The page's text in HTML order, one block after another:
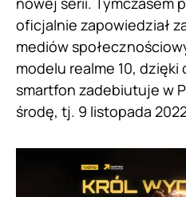
oficjalnie zapowiedział
mediów
modelu realme 10, dzięki
smartfon zadebiutuje w
środę, tj. 9 listopada